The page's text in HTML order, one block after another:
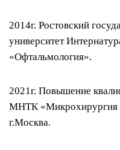
Размер
шрифта
100%
Высота
строк
2014г. Ростовский
университет
«Офтальмология».
2021г. Повышение
МНТК «Микрохирургия
г.Москва.